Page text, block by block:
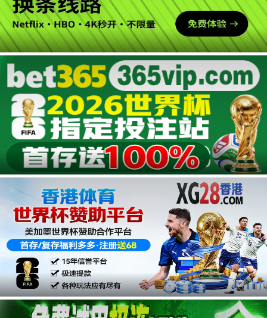
第35集 第34集 第33集
第32集 第31集 第30集
第28集 第27集
第26集 第25集 第24集
第23集 第22集 第21集
第20集 第19集 第18集
第17集 第16集 第15集
第14集 第13集 第12集
第11集 第10集 第09集
第08集 第07集 第06集
第05集 第04集 第03集
第02集 第01集
广告
广告